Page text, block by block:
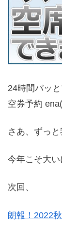
24時間パッ
空券予約
さあ、ずっ
今年こそ大い
次回、
朗報！2022